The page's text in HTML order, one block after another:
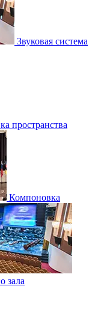
Звуковая система
пространства
Компоновка
зала